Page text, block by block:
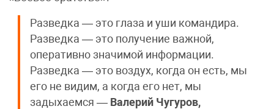
Разведка — это глаза и уши командира.
Разведка — это получение важной,
оперативно значимой информации.
Разведка — это воздух, когда он есть, мы
его не видим, а когда его нет, мы
задыхаемся — Валерий Чугуров,